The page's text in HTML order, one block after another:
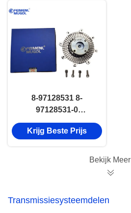
8-97128531 8-
97128531-0
Autoventilatorclutch
ISUZU NKR 600P
Krijg Beste Prijs
Bekijk Meer
Transmissiesysteemdelen